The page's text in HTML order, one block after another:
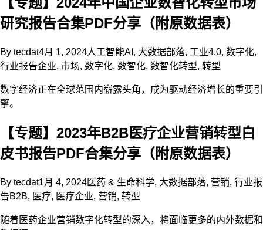
研究报告合集PDF分享（附原数据表）
By tecdat4月 1, 2024人工智能AI , 大数据部落, 工业4.0, 数字化,
行业报告企业, 市场, 数字化, 数智化, 数智化转型, 转型
数字经济正在全球范围内崭露头角，成为驱动经济增长的重要引
擎。
【专题】2023年B2B医疗企业营销转型白
皮书报告PDF合集分享（附原数据表）
By tecdat1月 4, 2024医药 & 生命科学, 大数据部落, 营销, 行业报
告B2B, 医疗, 医疗企业, 营销, 转型
随着医药企业营销数字化转型的深入，将面临更多的内外数据和